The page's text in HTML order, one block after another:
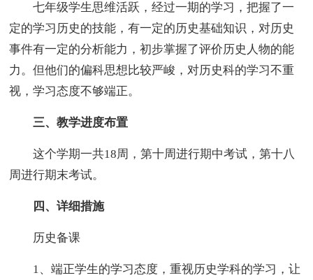
七年级学生思维活跃，经过一期的学习，把握了一
定的学习历史的技能，有一定的历史基础知识，对历史
事件有一定的分析能力，初步掌握了评价历史人物的能
力。但他们的偏科思想比较严峻，对历史科的学习不重
视，学习态度不够端正。
三、教学进度布置
这个学期一共18周，第十周进行期中考试，第十八
周进行期末考试。
四、详细措施
历史备课
1、端正学生的学习态度，重视历史学科的学习，让